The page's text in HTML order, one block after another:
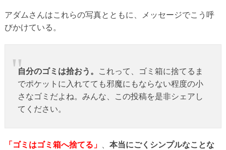
アダムさんはこれらの写真とともに、メッセージでこう呼
びかけている。
自分のゴミは拾おう。
これって、ゴミ箱に捨てるま
でポケットに入れてても邪魔にもならない程度の小
さなゴミだよね。みんな、この投稿を是非シェアし
てください。
「ゴミはゴミ箱へ捨てる」
本当にごくシンプルなことな